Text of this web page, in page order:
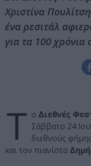
Χριστίνα
ένα ρεσιτάλ
για τα 100 χρόνια
Τ ο Διεθνές
Σάββατο 24
διεθνούς
και τον πιανίστα